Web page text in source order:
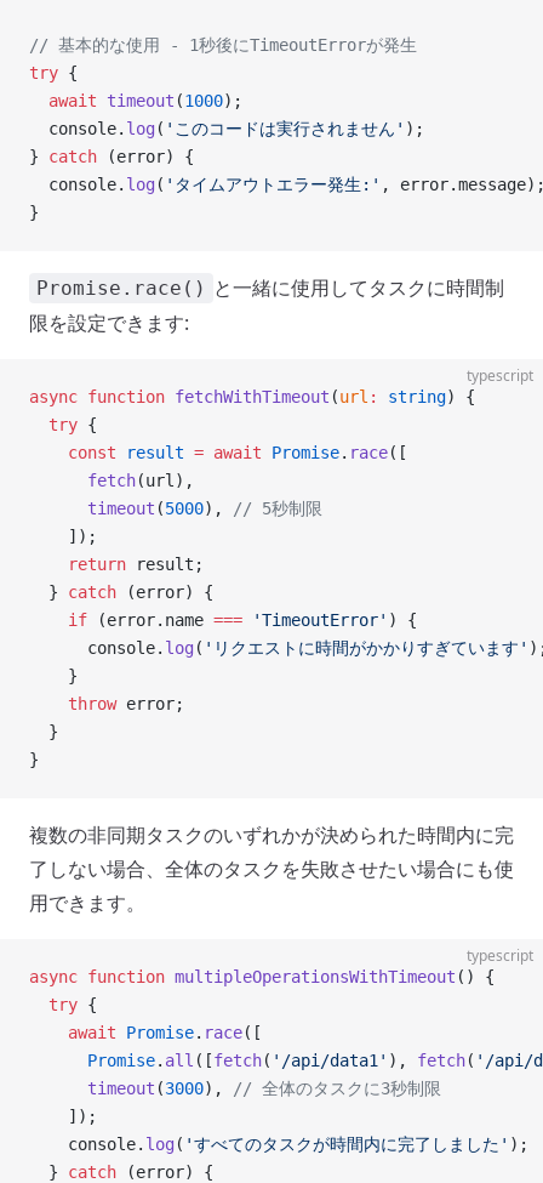
// 基本的な使用 - 1秒後にTimeoutErrorが発生
try {
  await
timeout (1000);
  console.
log ( 'このコードは実行されません' );
} catch (error) {
  console.
log ( 'タイムアウトエラー発生:' ,
}
Promise.race() と一緒に使用してタスクに時間制
限を設定できます:
typescript
async function fetchWithTimeout (url : string) {
  try
{
    const
result = await Promise. race([
      fetch
(url),
      timeout
(5000),
// 5秒制限
    ]);
    return
result;
  }
catch (error) {
    if
(error.name === 'TimeoutError' ) {
      console.
log ( 'リクエストに時間がかかりすぎています'
    }
    throw
error;
  }
}
複数の非同期タスクのいずれかが決められた時間内に完
了しない場合、全体のタスクを失敗させたい場合にも使
用できます。
typescript
async function multipleOperationsWithTimeout () {
  try
{
    await
Promise. race([
      Promise
. all ([fetch( '/api/data1' ), fetch( '/api/
      timeout
(3000),
// 全体のタスクに3秒制限
    ]);
    console.
log ( 'すべてのタスクが時間内に完了しました' );
  }
catch (error) {